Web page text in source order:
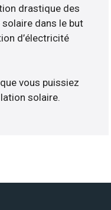
drastique des
dans le but
d’électricité
vous puissiez
solaire.